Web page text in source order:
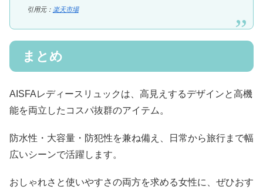
引用元： 楽天市場
まとめ
AISFAレディースリュックは、高見えするデザインと高機
能を両立したコスパ抜群のアイテム。
防水性・大容量・防犯性を兼ね備え、日常から旅行まで幅
広いシーンで活躍します。
おしゃれさと使いやすさの両方を求める女性に、ぜひおす